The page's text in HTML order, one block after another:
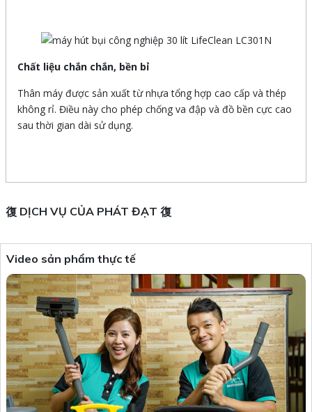
Chất liệu chắn chắn, bền bỉ
Thân máy được sản xuất từ nhựa tổng hợp cao cấp và thép
không rỉ. Điều này cho phép chống va đập và đồ bền cực cao
sau thời gian dài sử dụng.
DỊCH VỤ CỦA PHÁT ĐẠT
Video sản phẩm thực tế